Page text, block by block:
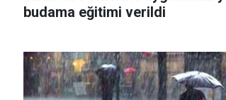
budama eğitimi verildi